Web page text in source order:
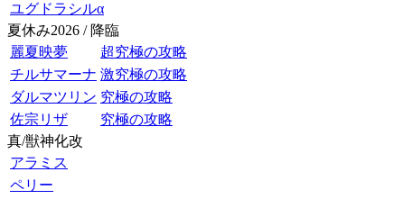
ユグドラシルα
夏休み2026 / 降臨
麗夏映夢
超究極の攻略
チルサマーナ 激究極の攻略
ダルマツリン 究極の攻略
佐宗リザ
究極の攻略
真/獣神化改
アラミス
ペリー